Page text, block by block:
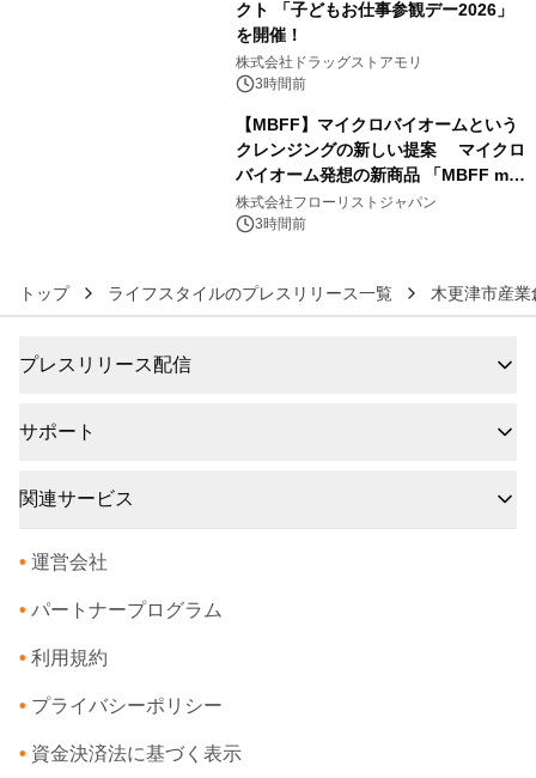
クト 「子どもお仕事参観デー2026」
を開催！
株式会社ドラッグストアモリ
3時間前
【MBFF】マイクロバイオームという
クレンジングの新しい提案 マイクロ
バイオーム発想の新商品 「MBFF mb
クレンジングPRO」を2026年8月6日
発売
株式会社フローリストジャパン
3時間前
トップ ライフスタイルのプレスリリース一覧 木更津市産
プレスリリース配信
サポート
関連サービス
• 運営会社
• パートナープログラム
• 利用規約
• プライバシーポリシー
• 資金決済法に基づく表示